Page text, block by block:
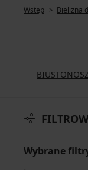
Wstęp Bielizna
Wybrane